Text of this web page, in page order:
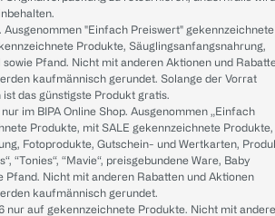
Ausgenommen "Einfach Preiswert" gekennzeichnete
Produkte, Säuglingsanfangsnahrung,
Pfand. Nicht mit anderen Aktionen und
kaufmännisch gerundet. Solange der Vorrat
ist das günstigste Produkt gratis.
im BIPA Online Shop. Ausgenommen „Einfach
Produkte, mit SALE gekennzeichnete Produkte,
Fotoprodukte, Gutschein- und Wertkarten,
“Tonies“, “Mavie“, preisgebundene Ware, Baby
Pfand. Nicht mit anderen Rabatten und Aktionen
kaufmännisch gerundet.
nur auf gekennzeichnete Produkte. Nicht mit